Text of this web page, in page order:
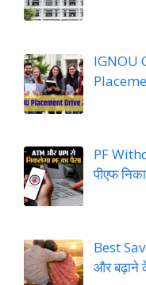
IGNOU
PF
पीएफ
Best
और बढ़ाने